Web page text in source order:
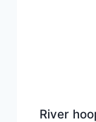
River